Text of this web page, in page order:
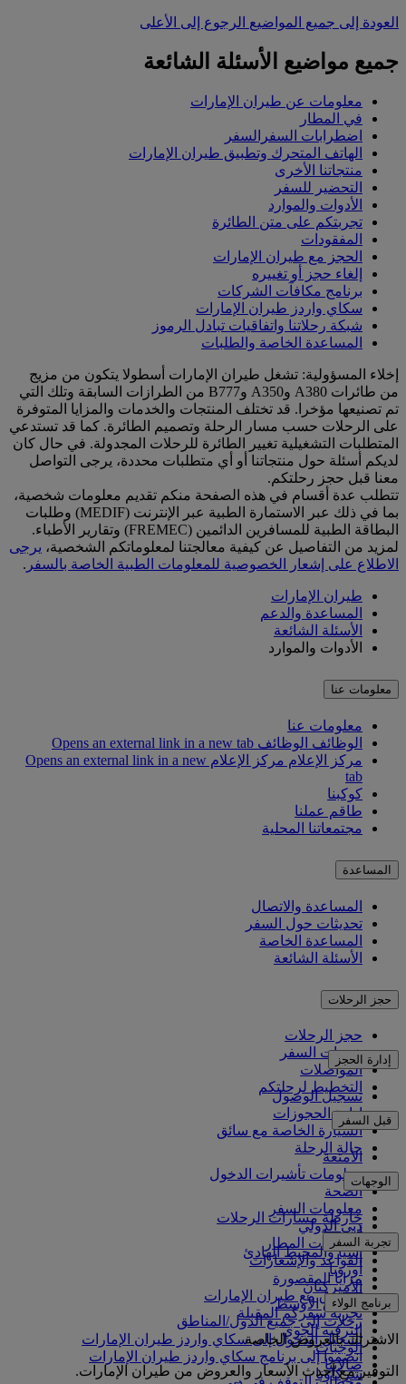
العودة إلى جميع المواضيع الرجوع إلى الأعلى
جميع مواضيع الأسئلة الشائعة
معلومات عن طيران الإمارات
في المطار
اضطرابات السفرالسفر
الهاتف المتحرك وتطبيق طيران الإمارات
منتجاتنا الأخرى
التحضير للسفر
الأدوات والموارد
تجربتكم على متن الطائرة
المفقودات
الحجز مع طيران الإمارات
إلغاء حجز أو تغييره
برنامج مكافآت الشركات
سكاي واردز طيران الإمارات
شبكة رحلاتنا واتفاقيات تبادل الرموز
المساعدة الخاصة والطلبات
إخلاء المسؤولية: تشغل طيران الإمارات أسطولا يتكون من مزيج
من طائرات A380 وA350 وB777 من الطرازات السابقة وتلك التي
تم تصنيعها مؤخرا. قد تختلف المنتجات والخدمات والمزايا المتوفرة
على الرحلات حسب مسار الرحلة وتصميم الطائرة. كما قد تستدعي
المتطلبات التشغيلية تغيير الطائرة للرحلات المجدولة. في حال كان
لديكم أسئلة حول منتجاتنا أو أي متطلبات محددة، يرجى التواصل
معنا قبل حجز رحلتكم.
تتطلب عدة أقسام في هذه الصفحة منكم تقديم معلومات شخصية،
بما في ذلك عبر الاستمارة الطبية عبر الإنترنت (MEDIF) وطلبات
البطاقة الطبية للمسافرين الدائمين (FREMEC) وتقارير الأطباء.
لمزيد من التفاصيل عن كيفية معالجتنا لمعلوماتكم الشخصية، يرجى
الاطلاع على إشعار الخصوصية للمعلومات الطبية الخاصة بالسفر .
طيران الإمارات
المساعدة والدعم
الأسئلة الشائعة
الأدوات والموارد
معلومات عنا
معلومات عنا
الوظائف الوظائف Opens an external link in a new tab
مركز الإعلام
مركز الإعلام Opens an external link in a new
tab
كوكبنا
طاقم عملنا
مجتمعاتنا المحلية
المساعدة
المساعدة والاتصال
تحديثات حول السفر
المساعدة الخاصة
الأسئلة الشائعة
حجز الرحلات
حجز الرحلات
خدمات السفر
المواصلات
التخطيط لرحلتكم
إدارة الحجز
تسجيل الوصول
إدارة الحجوزات
السيارة الخاصة مع سائق
حالة الرحلة
قبل السفر
الأمتعة
معلومات تأشيرات الدخول
الصحة
معلومات السفر
دبي الدولي
مواصلات المطار
القواعد والإشعارات
الوجهات
خارطة مسارات الرحلات
أفريقيا
آسيا والمحيط الهادئ
أوروبا
الأميركتان
الشرق الأوسط
رحلات إلى جميع الدول/المناطق
تجربة السفر
مزايا المقصورة
التسوق مع طيران الإمارات
تجربة سفركم المقبلة
الترفيه الجوي
الوجبات
صالاتنا
برنامج الولاء
تسجيل الدخول إلى سكاي واردز طيران الإمارات
انضموا إلى برنامج سكاي واردز طيران الإمارات
شركاؤنا
الاشتراك بالعروض الخاصة
التوفير مع أحدث الأسعار والعروض من طيران الإمارات.